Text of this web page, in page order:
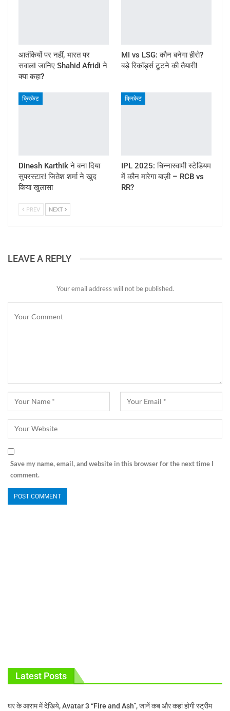
आतंकियों पर नहीं, भारत पर
सवाल! जानिए Shahid Afridi ने
क्या कहा?
MI vs LSG: कौन बनेगा हीरो?
बड़े रिकॉर्ड्स टूटने की तैयारी!
क्रिकेट
Dinesh Karthik ने बना दिया
सुपरस्टार! जितेश शर्मा ने खुद
किया खुलासा
क्रिकेट
IPL 2025: चिन्नास्वामी स्टेडियम
में कौन मारेगा बाज़ी – RCB vs
RR?
PREV NEXT
LEAVE A REPLY
Your email address will not be published.
Save my name, email, and website in this browser for the next time I
comment.
Latest Posts
घर के आराम में देखिये, Avatar 3 “Fire and Ash”, जानें कब और कहां होगी स्ट्रीम